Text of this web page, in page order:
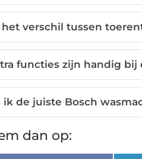
het verschil tussen
functies zijn handig bij
ik de juiste Bosch
dan op: